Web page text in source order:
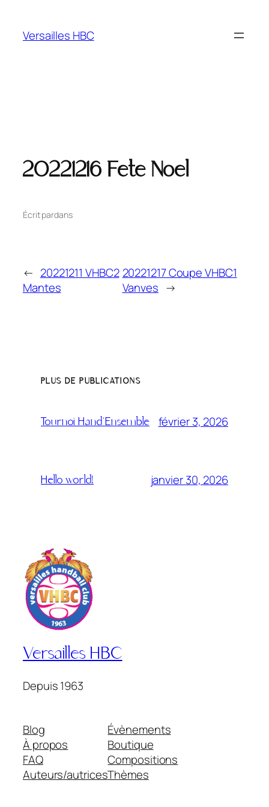
Versailles HBC
20221216 Fete Noel
Écrit pardans
← 20221211 VHBC2
Mantes
20221217 Coupe VHBC1
Vanves →
PLUS DE PUBLICATIONS
Tournoi Hand’Ensemble février 3, 2026
Hello world! janvier 30, 2026
Versailles HBC
Depuis 1963
Blog
À propos
FAQ
Auteurs/autrices
Évènements
Boutique
Compositions
Thèmes